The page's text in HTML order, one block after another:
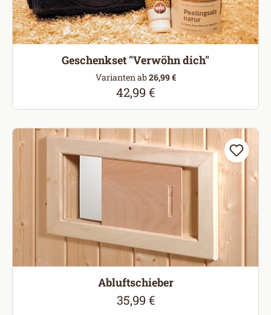
Geschenkset "Verwöhn dich"
Varianten ab26,99 €
Regulärer Preis:
42,99 €
Abluftschieber
Regulärer Preis:
35,99 €